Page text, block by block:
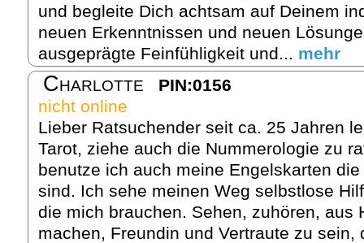
und begleite Dich achtsam auf Deinem
neuen Erkenntnissen und neuen
ausgeprägte Feinfühligkeit und... mehr
Charlotte
PIN:0156
nicht online
Lieber Ratsuchender seit ca. 25 Jahren
Tarot, ziehe auch die Nummerologie zu
benutze ich auch meine Engelskarten
sind. Ich sehe meinen Weg selbstlose
die mich brauchen. Sehen, zuhören, aus
machen, Freundin und Vertraute zu sein,